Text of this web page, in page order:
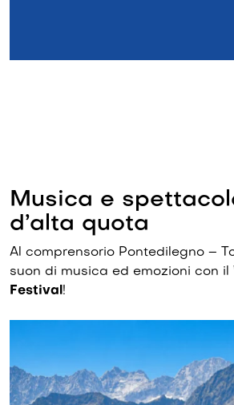
Musica e
d’alta quota
Al comprensorio Pontedilegno –
suon di musica ed emozioni con il
Festival!